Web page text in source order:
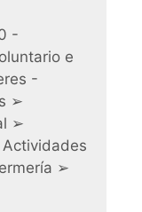
-
e
-
➢
➢
➢